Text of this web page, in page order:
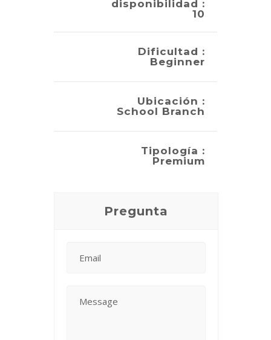
disponibilidad :
10
Dificultad :
Beginner
Ubicación :
School Branch
Tipología :
Premium
Pregunta